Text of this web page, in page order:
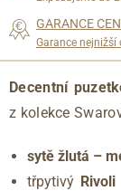
GARANCE
Garance nejnižší
Decentní
z kolekce
sytě žlutá –
třpytivý